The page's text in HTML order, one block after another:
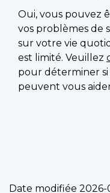
Oui, vous pouvez
vos problèmes de
sur votre vie
est limité. Veuillez
pour déterminer si
peuvent vous
Date modifiée 2026-